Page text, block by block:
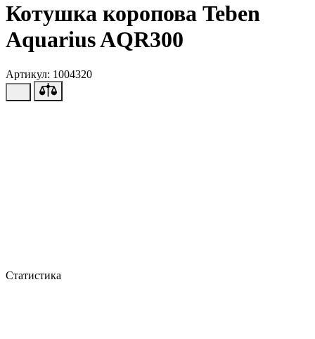
Котушка коропова Teben
Aquarius AQR300
Артикул: 1004320
Статистика